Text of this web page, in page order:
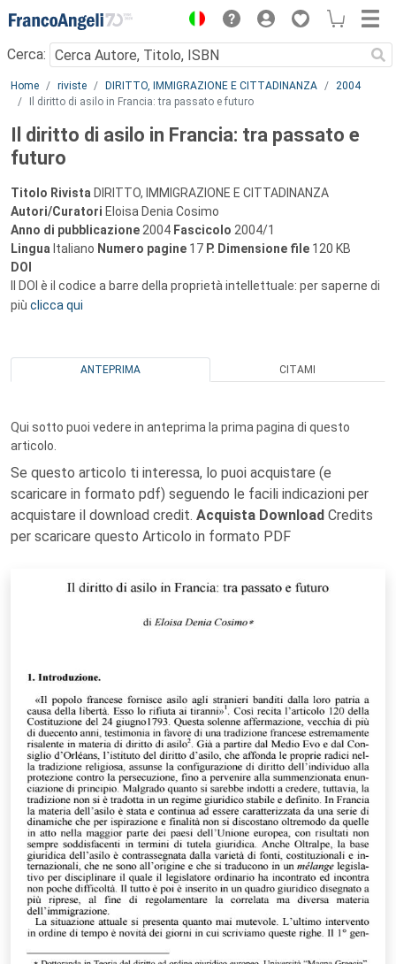
Menu
Cerca:
Main content
Home riviste DIRITTO, IMMIGRAZIONE E CITTADINANZA
2004
Il diritto di asilo in Francia: tra passato e futuro
Il diritto di asilo in Francia: tra passato e
futuro
Titolo Rivista DIRITTO, IMMIGRAZIONE E CITTADINANZA
Autori/Curatori Eloisa Denia Cosimo
Anno di pubblicazione 2004 Fascicolo 2004/1
Lingua Italiano Numero pagine 17 P. Dimensione file 120 KB
DOI
Il DOI è il codice a barre della proprietà intellettuale: per saperne di
più clicca qui
ANTEPRIMA CITAMI
Qui sotto puoi vedere in anteprima la prima pagina di questo
articolo.
Se questo articolo ti interessa, lo puoi acquistare (e
scaricare in formato pdf) seguendo le facili indicazioni per
acquistare il download credit. Acquista Download Credits
per scaricare questo Articolo in formato PDF